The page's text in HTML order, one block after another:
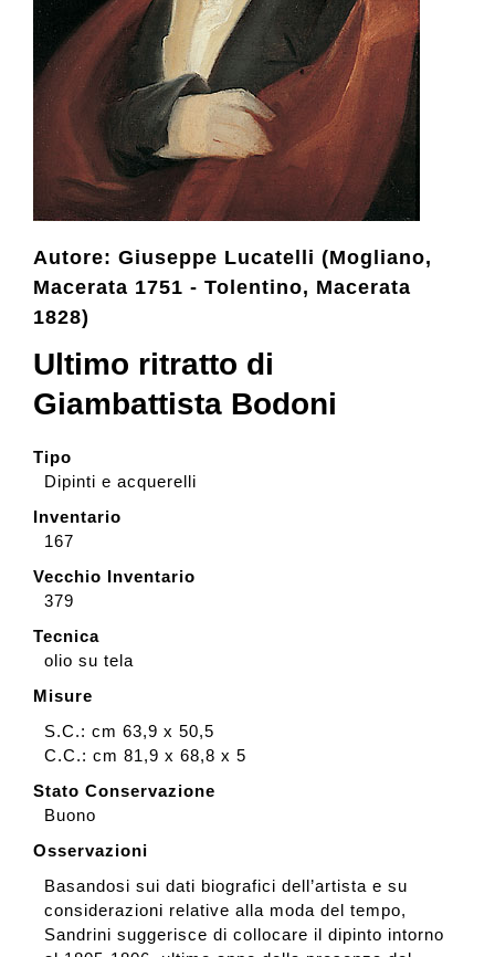
Collezione
Contatti e biglietti
Accessibilità
Dona
Cerca
Autore: Giuseppe Lucatelli (Mogliano,
Macerata 1751 - Tolentino, Macerata
1828)
Ultimo ritratto di
Giambattista Bodoni
Tipo
Dipinti e acquerelli
Inventario
167
Vecchio Inventario
379
Tecnica
olio su tela
Misure
S.C.: cm 63,9 x 50,5
C.C.: cm 81,9 x 68,8 x 5
Stato Conservazione
Buono
Osservazioni
Basandosi sui dati biografici dell’artista e su
considerazioni relative alla moda del tempo,
Sandrini suggerisce di collocare il dipinto intorno